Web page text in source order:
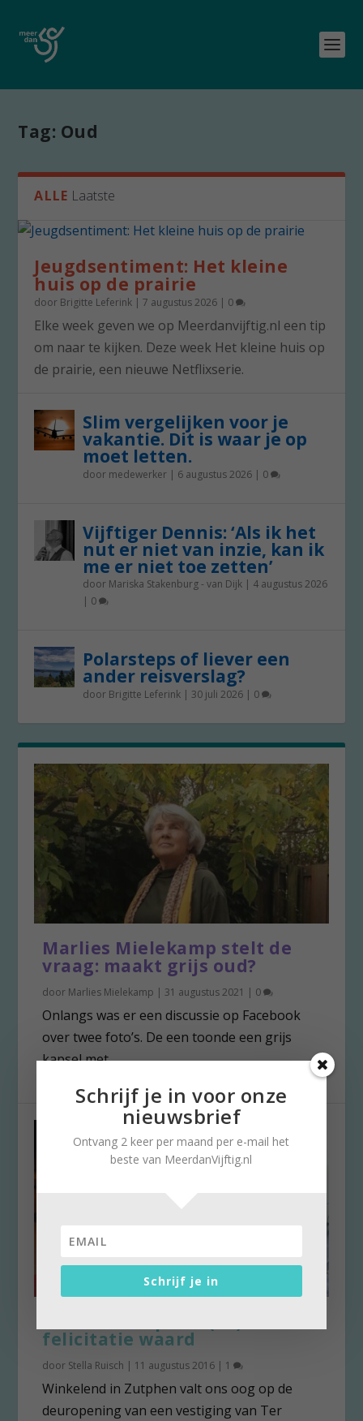
Tag: Oud
ALLE Laatste
Jeugdsentiment: Het kleine
huis op de prairie
door Brigitte Leferink |7 augustus 2026 | 0
Elke week geven we op Meerdanvijftig.nl een tip
om naar te kijken. Deze week Het kleine huis op
de prairie, een nieuwe Netflixserie.
Slim vergelijken voor je
vakantie. Dit is waar je op
moet letten.
door medewerker | 6 augustus 2026 | 0
Vijftiger Dennis: ‘Als ik het
nut er niet van inzie, kan ik
me er niet toe zetten’
door Mariska Stakenburg - van Dijk | 4 augustus 2026
| 0
Polarsteps of liever een
ander reisverslag?
door Brigitte Leferink | 30 juli 2026 | 0
Marlies Mielekamp stelt de
vraag: maakt grijs oud?
door Marlies Mielekamp | 31 augustus 2021 | 0
Onlangs was er een discussie op Facebook
over twee foto’s. De een toonde een grijs
kapsel met...
felicitatie waard
door Stella Ruisch | 11 augustus 2016 | 1
Winkelend in Zutphen valt ons oog op de
deuropening van een vestiging van Ter
Schrijf je in voor onze
nieuwsbrief
Ontvang 2 keer per maand per e-mail het
beste van MeerdanVijftig.nl
Schrijf je in